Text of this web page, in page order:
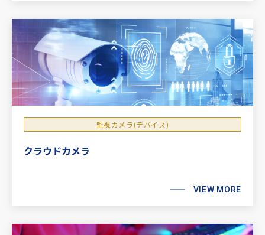
監視カメラ(デバイス)
クラウドカメラ
VIEW MORE